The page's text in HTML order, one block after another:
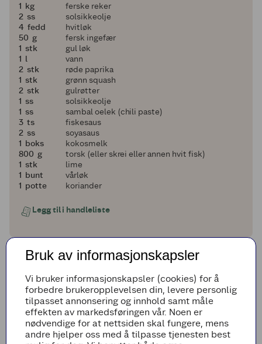
11 kg
ferske reker
2
2 ss
solsikkeolje
4
4 fedd
hvitløk
50
50 g
fersk ingefær
11 stk
gul løk
11 l
vann
2
2 stk
røde paprika
11 stk
grønn squash
2
2 stk
gulrøtter
11 ss
solsikkeolje
11 ss
sambal oelek (chili paste)
3
3 ts
fiskesaus
2
2 ss
soyasaus
11 boks
kokosmelk
800
800 g
torsk (eller skrei eller annen hvit fisk)
11 stk
lime
11 bunt
vårløk
11 potte koriander
Legg til i handleliste
Start med å pille rekene. Spar på skallet, for
det lager du kraft av til suppa. Legg de
ferdigpillede rekene i en skål og oppbevar
kaldt til suppen er ferdig.
Varm solsikkeolje i en dyp stekepanne eller
Bruk av informasjonskapsler
Vi bruker informasjonskapsler (cookies) for å
forbedre brukeropplevelsen din, levere personlig
tilpasset annonsering og innhold samt måle
effekten av markedsføringen vår. Noen er
nødvendige for at nettsiden skal fungere, mens
andre hjelper oss med å tilpasse tjenesten best